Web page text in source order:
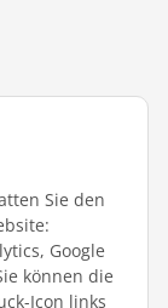
Sie den
Google
können die
Icon links